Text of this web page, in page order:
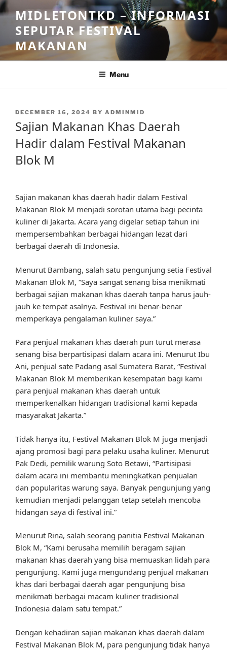
Skip
to
content
MIDLETONTKD – INFORMASI
SEPUTAR FESTIVAL
MAKANAN
Menu
POSTED
DECEMBER 16, 2024 BY ADMINMID
Sajian Makanan Khas Daerah
Hadir dalam Festival Makanan
Blok M
Sajian makanan khas daerah hadir dalam Festival
Makanan Blok M menjadi sorotan utama bagi pecinta
kuliner di Jakarta. Acara yang digelar setiap tahun ini
mempersembahkan berbagai hidangan lezat dari
berbagai daerah di Indonesia.
Menurut Bambang, salah satu pengunjung setia Festival
Makanan Blok M, “Saya sangat senang bisa menikmati
berbagai sajian makanan khas daerah tanpa harus jauh-
jauh ke tempat asalnya. Festival ini benar-benar
memperkaya pengalaman kuliner saya.”
Para penjual makanan khas daerah pun turut merasa
senang bisa berpartisipasi dalam acara ini. Menurut Ibu
Ani, penjual sate Padang asal Sumatera Barat, “Festival
Makanan Blok M memberikan kesempatan bagi kami
para penjual makanan khas daerah untuk
memperkenalkan hidangan tradisional kami kepada
masyarakat Jakarta.”
Tidak hanya itu, Festival Makanan Blok M juga menjadi
ajang promosi bagi para pelaku usaha kuliner. Menurut
Pak Dedi, pemilik warung Soto Betawi, “Partisipasi
dalam acara ini membantu meningkatkan penjualan
dan popularitas warung saya. Banyak pengunjung yang
kemudian menjadi pelanggan tetap setelah mencoba
hidangan saya di festival ini.”
Menurut Rina, salah seorang panitia Festival Makanan
Blok M, “Kami berusaha memilih beragam sajian
makanan khas daerah yang bisa memuaskan lidah para
pengunjung. Kami juga mengundang penjual makanan
khas dari berbagai daerah agar pengunjung bisa
menikmati berbagai macam kuliner tradisional
Indonesia dalam satu tempat.”
Dengan kehadiran sajian makanan khas daerah dalam
Festival Makanan Blok M, para pengunjung tidak hanya